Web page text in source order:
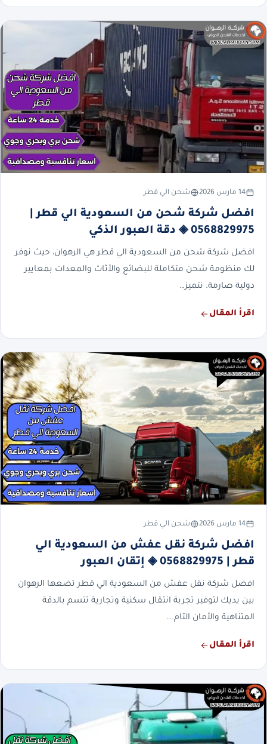
14 مارس 2026 شحن الي قطر
افضل شركة شحن من السعودية الي قطر |
0568829975 ◈ دقة العبور الذكي
افضل شركة شحن من السعودية الي قطر هي الرهوان، حيث نوفر
لك منظومة شحن متكاملة للبضائع والأثاث والمعدات بمعايير
دولية صارمة. نتميز…
اقرأ المقال
14 مارس 2026 شحن الي قطر
افضل شركة نقل عفش من السعودية الي
قطر | 0568829975 ◈ إتقان العبور
افضل شركة نقل عفش من السعودية الي قطر تضعها الرهوان
بين يديك لتوفير تجربة انتقال سكنية وتجارية تتسم بالدقة
المتناهية والأمان التام.…
اقرأ المقال